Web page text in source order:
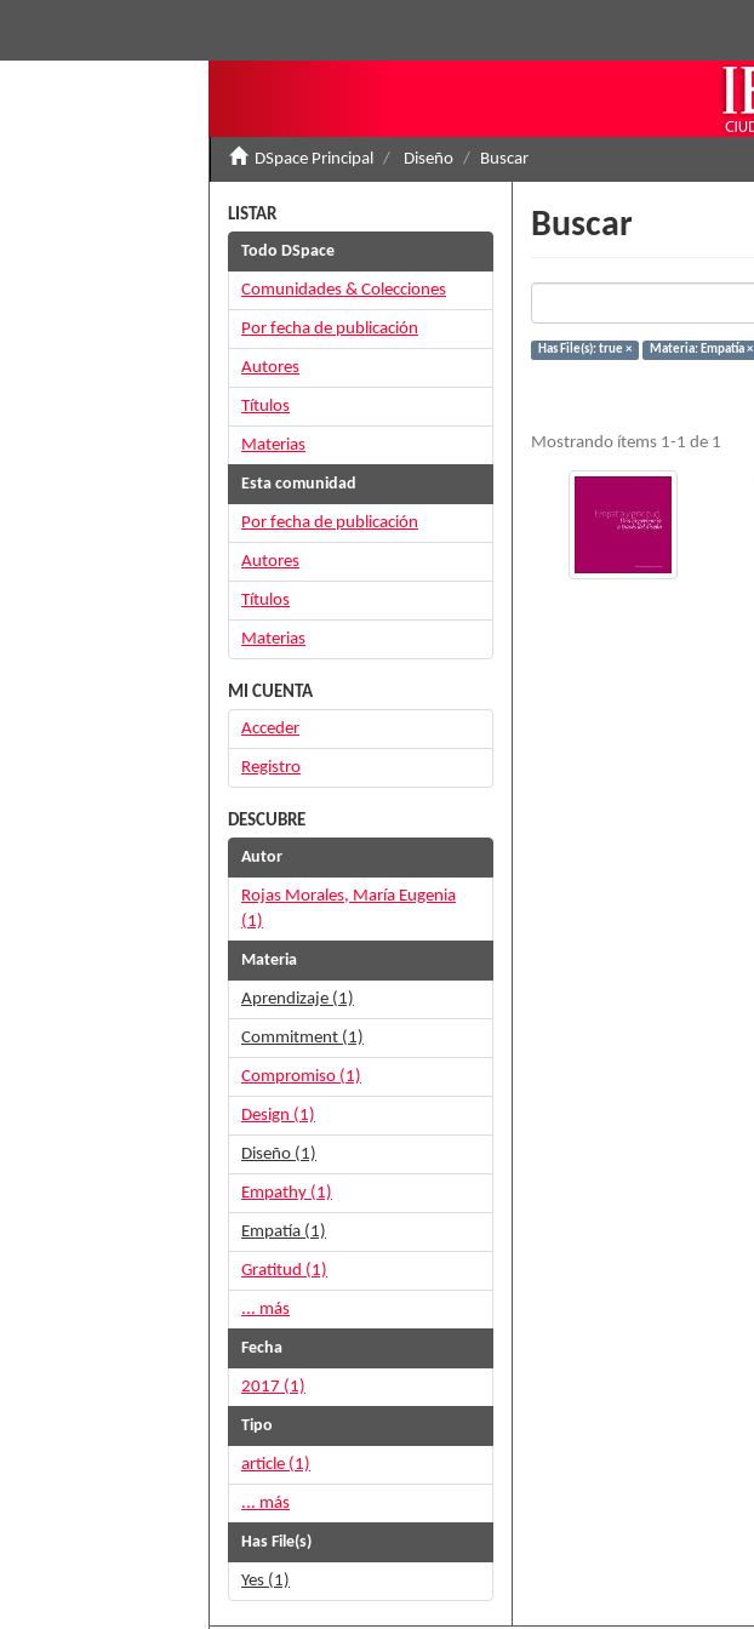
DSpace Principal Diseño Buscar
Buscar
Has File(s): true × Materia: Empatía ×
Mostrando ítems 1-1 de 1
LISTAR
Todo DSpace
Comunidades & Colecciones
Por fecha de publicación
Autores
Títulos
Materias
Esta comunidad
Por fecha de publicación
Autores
Títulos
Materias
MI CUENTA
Acceder
Registro
DESCUBRE
Autor
Rojas Morales, María Eugenia
(1)
Materia
Aprendizaje (1)
Commitment (1)
Compromiso (1)
Design (1)
Diseño (1)
Empathy (1)
Empatía (1)
Gratitud (1)
... más
Fecha
2017 (1)
Tipo
article (1)
... más
Has File(s)
Yes (1)